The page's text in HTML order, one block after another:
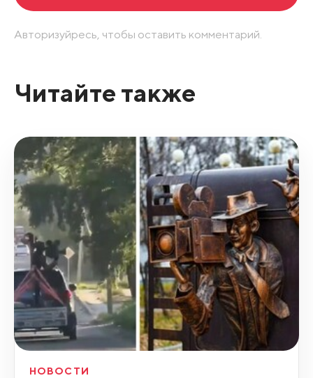
Авторизуйресь, чтобы оставить комментарий.
Читайте также
НОВОСТИ